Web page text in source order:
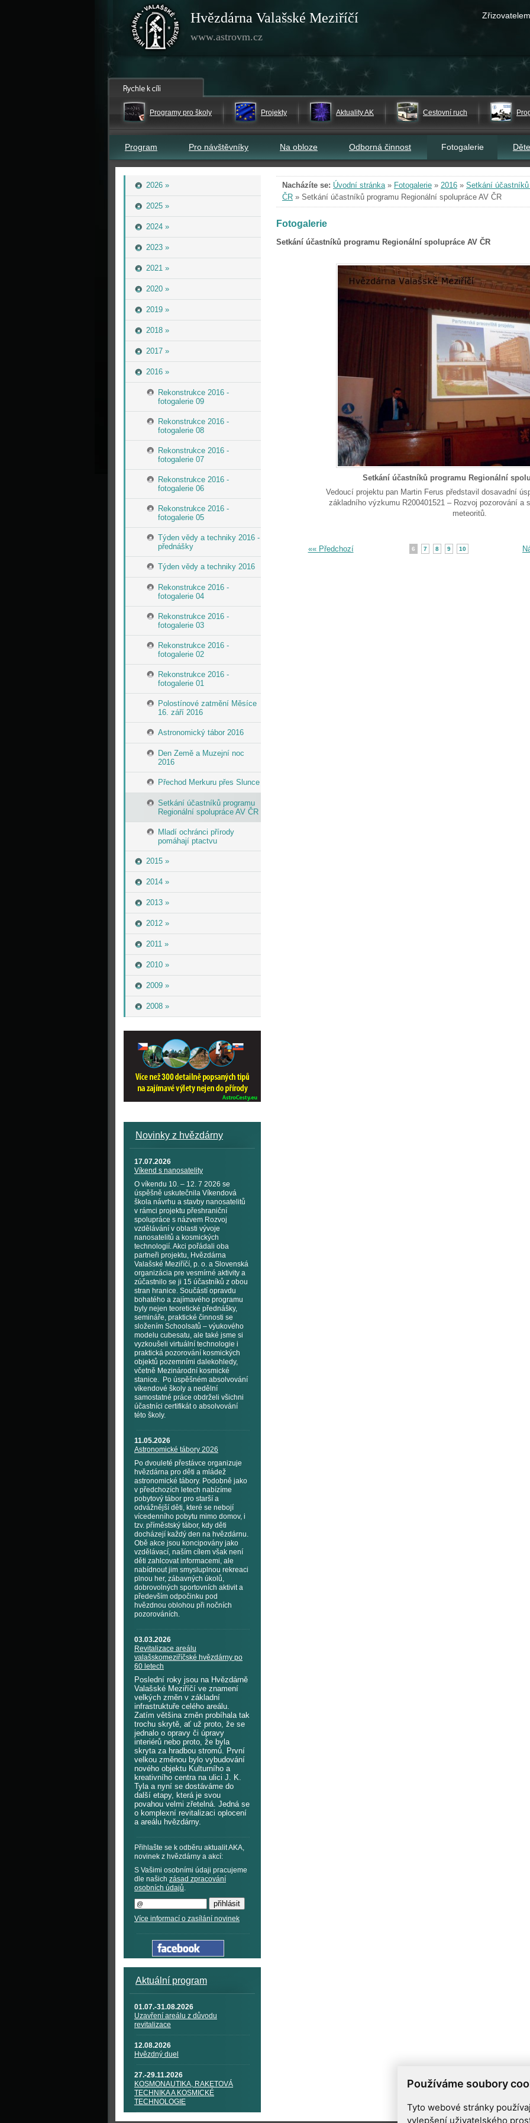
Používáme soubory
Tyto webové stránky
vylepšení uživatelského
Hvězdárna Valašské Meziříčí
www.astrovm.cz
Programy pro školy Projekty Aktuality AK Cestovní ruch
Program Pro návštěvníky Na obloze Odborná činnost Fotogalerie
2026 »
2025 »
2024 »
2023 »
2021 »
2020 »
2019 »
2018 »
2017 »
2016 »
Rekonstrukce 2016 -
fotogalerie 09
Rekonstrukce 2016 -
fotogalerie 08
Rekonstrukce 2016 -
fotogalerie 07
Rekonstrukce 2016 -
fotogalerie 06
Rekonstrukce 2016 -
fotogalerie 05
Týden vědy a techniky 2016 -
přednášky
Týden vědy a techniky 2016
Rekonstrukce 2016 -
fotogalerie 04
Rekonstrukce 2016 -
fotogalerie 03
Rekonstrukce 2016 -
fotogalerie 02
Rekonstrukce 2016 -
fotogalerie 01
Polostínové zatmění Měsíce
16. září 2016
Astronomický tábor 2016
Den Země a Muzejní noc
2016
Přechod Merkuru přes Slunce
Setkání účastníků programu
Regionální spolupráce AV ČR
Mladí ochránci přírody
pomáhají ptactvu
2015 »
2014 »
2013 »
2012 »
2011 »
2010 »
2009 »
2008 »
Novinky z hvězdárny
17.07.2026
Víkend s nanosatelity
O víkendu 10. – 12. 7 2026 se
úspěšně uskutečnila Víkendová
škola návrhu a stavby nanosatelitů
v rámci projektu přeshraniční
spolupráce s názvem Rozvoj
vzdělávání v oblasti vývoje
nanosatelitů a kosmických
technologií. Akci pořádali oba
partneři projektu, Hvězdárna
Valašské Meziříčí, p. o. a Slovenská
organizácia pre vesmírné aktivity a
zúčastnilo se ji 15 účastníků z obou
stran hranice. Součástí opravdu
bohatého a zajímavého programu
byly nejen teoretické přednášky,
semináře, praktické činnosti se
složením Schoolsatů – výukového
modelu cubesatu, ale také jsme si
vyzkoušeli virtuální technologie i
praktická pozorování kosmických
objektů pozemními dalekohledy,
včetně Mezinárodní kosmické
stanice. Po úspěšném absolvování
víkendové školy a nedělní
samostatné práce obdrželi všichni
účastníci certifikát o absolvování
této školy.
11.05.2026
Astronomické tábory 2026
Po dvouleté přestávce organizuje
hvězdárna pro děti a mládež
astronomické tábory. Podobně jako
v předchozích letech nabízíme
pobytový tábor pro starší a
odvážnější děti, které se nebojí
vícedenního pobytu mimo domov, i
tzv. příměstský tábor, kdy děti
docházejí každý den na hvězdárnu.
Obě akce jsou koncipovány jako
vzdělávací, naším cílem však není
děti zahlcovat informacemi, ale
nabídnout jim smysluplnou rekreaci
plnou her, zábavných úkolů,
dobrovolných sportovních aktivit a
především odpočinku pod
hvězdnou oblohou při nočních
pozorováních.
03.03.2026
Revitalizace areálu
valašskomeziříčské hvězdárny po
60 letech
Poslední roky jsou na Hvězdárně
Valašské Meziříčí ve znamení
velkých změn v základní
infrastruktuře celého areálu.
Zatím většina změn probíhala tak
trochu skrytě, ať už proto, že se
jednalo o opravy či úpravy
interiérů nebo proto, že byla
skryta za hradbou stromů. První
velkou změnou bylo vybudování
nového objektu Kulturního a
kreativního centra na ulici J. K.
Tyla a nyní se dostáváme do
další etapy, která je svou
povahou velmi zřetelná. Jedná se
o komplexní revitalizaci oplocení
a areálu hvězdárny.
Přihlašte se k odběru aktualit AKA,
novinek z hvězdárny a akcí:
S Vašimi osobními údaji pracujeme
dle našich zásad zpracování
osobních údajů.
Více informací o zasílání novinek
Aktuální program
01.07.-31.08.2026
Uzavření areálu z důvodu
revitalizace
12.08.2026
Hvězdný duel
27.-29.11.2026
KOSMONAUTIKA, RAKETOVÁ
TECHNIKA A KOSMICKÉ
TECHNOLOGIE
Nacházíte se: Úvodní stránka» Fotogalerie » 2016 » Setkání účastníků
ČR » Setkání účastníků programu Regionální spolupráce AV ČR
Fotogalerie
Setkání účastníků programu Regionální spolupráce AV ČR
Setkání účastníků programu Regionální
Vedoucí projektu pan Martin Ferus představil dosavadní
základního výzkumu R200401521 – Rozvoj pozorování a
meteoritů.
«« Předchozí 6 7 8 9 10